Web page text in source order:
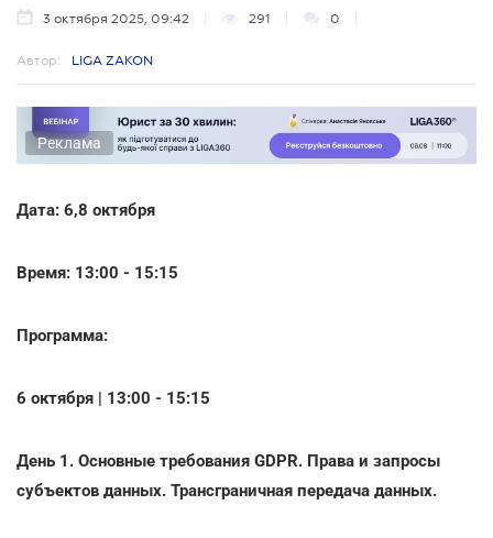
3 октября 2025, 09:42 291 0
Автор: LIGA ZAKON
Реклама
Дата: 6,8 октября
Время: 13:00 - 15:15
Программа:
6 октября | 13:00 - 15:15
День 1. Основные требования GDPR. Права и запросы
субъектов данных. Трансграничная передача данных.